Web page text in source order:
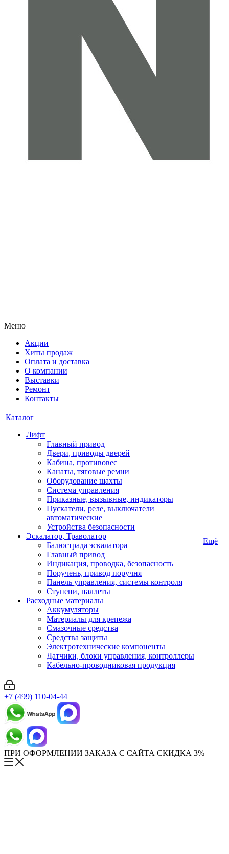
Меню
Акции
Хиты продаж
Оплата и доставка
О компании
Выставки
Ремонт
Контакты
Каталог
Лифт
Главный привод
Двери, приводы дверей
Кабина, противовес
Канаты, тяговые ремни
Оборудование шахты
Система управления
Приказные, вызывные, индикаторы
Пускатели, реле, выключатели
автоматические
Устройства безопасности
Эскалатор, Траволатор
Балюстрада эскалатора
Главный привод
Индикация, проводка, безопасность
Поручень, привод поручня
Панель управления, системы контроля
Ступени, паллеты
Расходные материалы
Аккумуляторы
Материалы для крепежа
Смазочные средства
Средства защиты
Электротехнические компоненты
Датчики, блоки управления, контроллеры
Кабельно-проводниковая продукция
Ещё
+7 (499) 110-04-44
ПРИ ОФОРМЛЕНИИ ЗАКАЗА С САЙТА СКИДКА 3%